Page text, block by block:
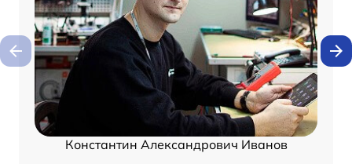
Константин Александрович Иванов